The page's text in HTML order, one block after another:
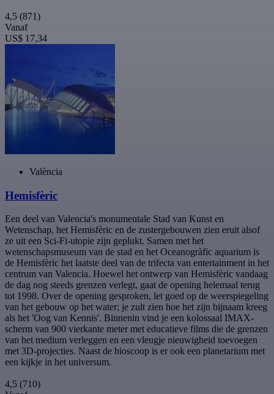
4,5 (871)
Vanaf
US$ 17,34
València
Hemisfèric
Een deel van Valencia's monumentale Stad van Kunst en
Wetenschap, het Hemisfèric en de zustergebouwen zien eruit alsof
ze uit een Sci-Fi-utopie zijn geplukt. Samen met het
wetenschapsmuseum van de stad en het Oceanogràfic aquarium is
de Hemisfèric het laatste deel van de trifecta van entertainment in het
centrum van Valencia. Hoewel het ontwerp van Hemisfèric vandaag
de dag nog steeds grenzen verlegt, gaat de opening helemaal terug
tot 1998. Over de opening gesproken, let goed op de weerspiegeling
van het gebouw op het water; je zult zien hoe het zijn bijnaam kreeg
als het 'Oog van Kennis'. Binnenin vind je een kolossaal IMAX-
scherm van 900 vierkante meter met educatieve films die de grenzen
van het medium verleggen en een vleugje nieuwigheid toevoegen
met 3D-projecties. Naast de bioscoop is er ook een planetarium met
een kijkje in het universum.
4,5 (710)